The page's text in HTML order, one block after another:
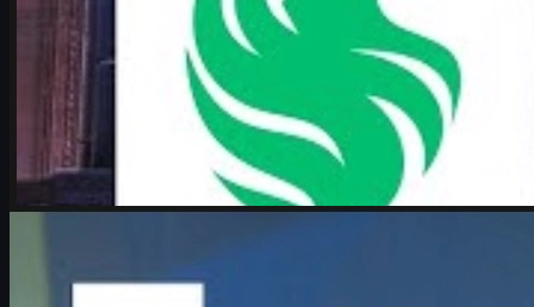
Michael
Johnson
Counter-Strike 2Juni 17, 2026
Boombl4 über Counter-Strike, Karriereende und
csgo skins